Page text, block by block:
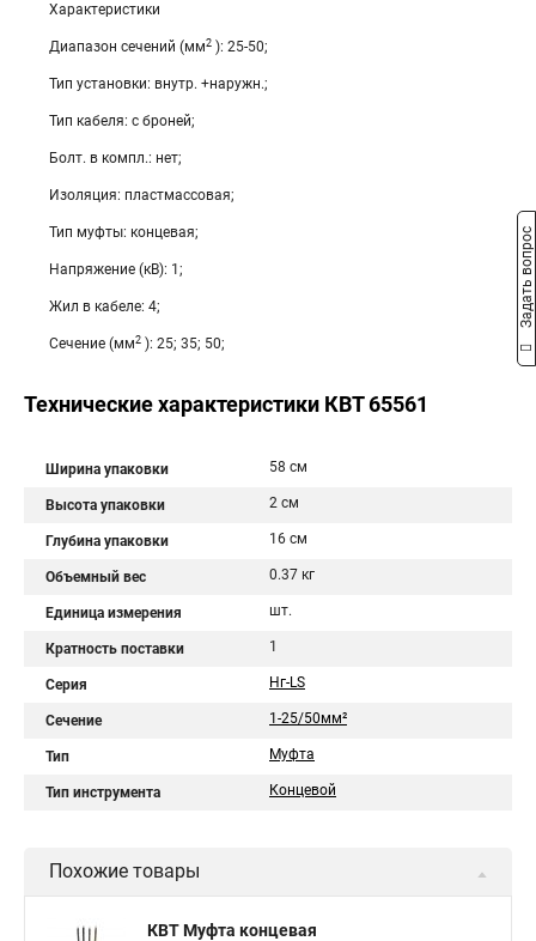
Характеристики
Диапазон сечений (мм2 ): 25-50;
Тип установки: внутр. +наружн.;
Тип кабеля: с броней;
Болт. в компл.: нет;
Изоляция: пластмассовая;
Тип муфты: концевая;
Напряжение (кВ): 1;
Жил в кабеле: 4;
Сечение (мм2 ): 25; 35; 50;
Технические характеристики КВТ 65561
Ширина упаковки 58 см
Высота упаковки 2 см
Глубина упаковки 16 см
Объемный вес 0.37 кг
Единица измерения шт.
Кратность поставки 1
Серия Нг-LS
Сечение 1-25/50мм²
Тип Муфта
Тип инструмента Концевой
Похожие товары
КВТ Муфта концевая
Задать вопрос